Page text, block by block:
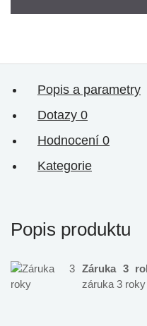
Popis a parametry
Dotazy 0
Hodnocení 0
Kategorie
Popis produktu
Záruka 3
záruka 3 roky